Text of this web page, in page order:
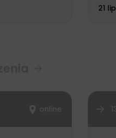
21
online